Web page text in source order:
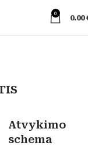
0 0.00
Atvykimo
schema